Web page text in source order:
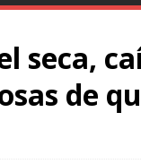
seca,
de